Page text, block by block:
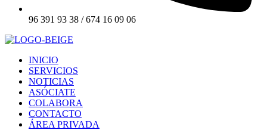
96 391 93 38 / 674 16 09 06
INICIO
SERVICIOS
NOTICIAS
ASÓCIATE
COLABORA
CONTACTO
ÁREA PRIVADA